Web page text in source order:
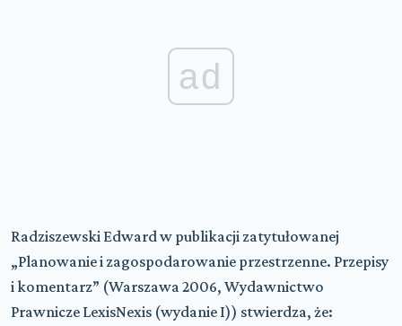
ad
Radziszewski Edward w publikacji zatytułowanej
„Planowanie i zagospodarowanie przestrzenne. Przepisy
i komentarz” (Warszawa 2006, Wydawnictwo
Prawnicze LexisNexis (wydanie I)) stwierdza, że: